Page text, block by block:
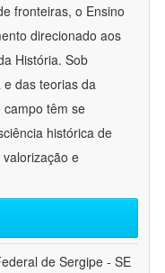
fronteiras, o Ensino
direcionado aos
História. Sob
das teorias da
têm se
histórica de
e
de Sergipe - SE